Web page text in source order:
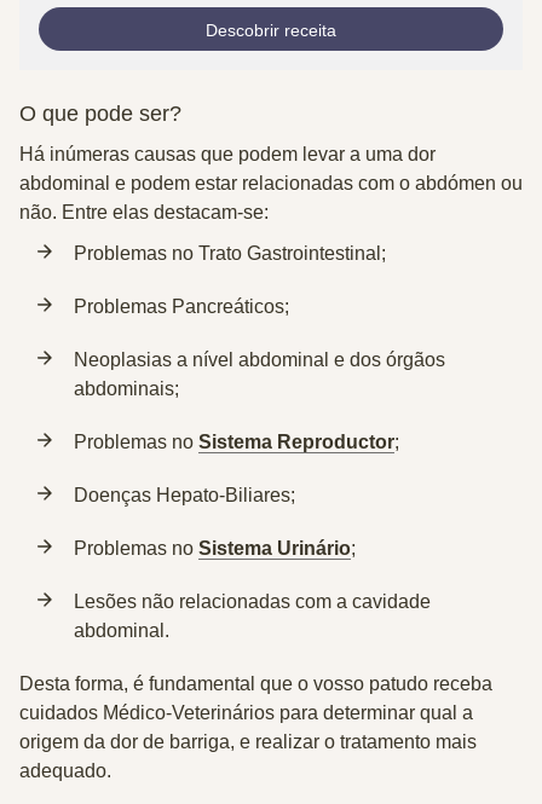
Descobrir receita
O que pode ser?
Há inúmeras causas que podem levar a uma dor
abdominal e podem estar relacionadas com o abdómen ou
não. Entre elas destacam-se:
Problemas no Trato Gastrointestinal;
Problemas Pancreáticos;
Neoplasias a nível abdominal e dos órgãos
abdominais;
Problemas no Sistema Reproductor;
Doenças Hepato-Biliares;
Problemas no Sistema Urinário;
Lesões não relacionadas com a cavidade
abdominal.
Desta forma, é fundamental que o vosso patudo receba
cuidados Médico-Veterinários para determinar qual a
origem da dor de barriga, e realizar o tratamento mais
adequado.